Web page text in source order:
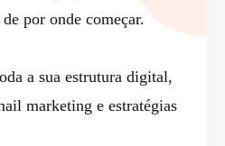
por onde começar.
a sua estrutura digital,
marketing e estratégias